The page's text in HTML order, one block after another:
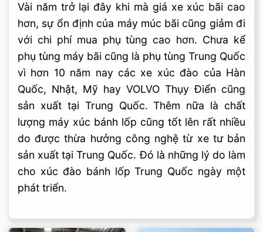
Vài năm trở lại đây khi mà giá xe xúc bãi cao
hơn, sự ổn định của máy múc bãi cũng giảm đi
với chi phí mua phụ tùng cao hơn. Chưa kể
phụ tùng máy bãi cũng là phụ tùng Trung Quốc
vì hơn 10 năm nay các xe xúc đào của Hàn
Quốc, Nhật, Mỹ hay VOLVO Thụy Điển cũng
sản xuất tại Trung Quốc. Thêm nữa là chất
lượng máy xúc bánh lốp cũng tốt lên rất nhiều
do được thừa hưởng công nghệ từ xe tư bản
sản xuất tại Trung Quốc. Đó là những lý do làm
cho xúc đào bánh lốp Trung Quốc ngày một
phát triển.